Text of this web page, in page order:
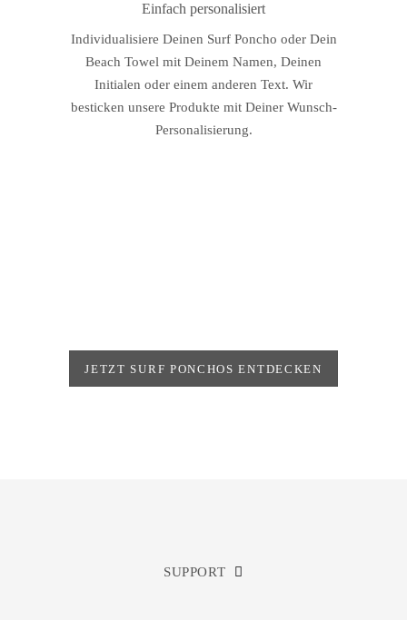
Einfach personalisiert
Individualisiere Deinen Surf Poncho oder Dein
Beach Towel mit Deinem Namen, Deinen
Initialen oder einem anderen Text. Wir
besticken unsere Produkte mit Deiner Wunsch-
Personalisierung.
JETZT SURF PONCHOS ENTDECKEN
SUPPORT